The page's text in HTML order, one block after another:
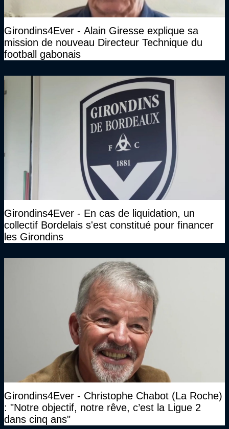
Girondins4Ever - Alain Giresse explique sa
mission de nouveau Directeur Technique du
football gabonais
Girondins4Ever - En cas de liquidation, un
collectif Bordelais s'est constitué pour financer
les Girondins
Girondins4Ever - Christophe Chabot (La Roche)
: "Notre objectif, notre rêve, c’est la Ligue 2
dans cinq ans"